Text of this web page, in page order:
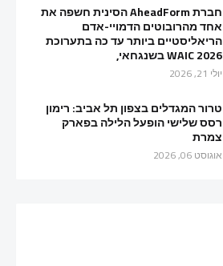
חברת AheadForm הסינית חשפה את
אחד מהרובוטים הדמויי-אדם
הריאליסטיים ביותר עד כה בתערוכת
WAIC 2026 בשנגחאי,
יולי 21, 2026
טרור המגדלים בצפון תל אביב: רימון
רסס שלישי הופעל הלילה בפארק
צמרת
אוגוסט 06, 2026